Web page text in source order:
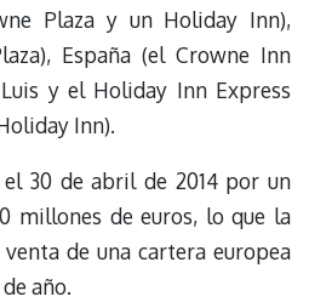
Plaza y un Holiday Inn),
España (el Crowne Inn
y el Holiday Inn Express
Inn).
30 de abril de 2014 por un
millones de euros, lo que la
de una cartera europea
año.